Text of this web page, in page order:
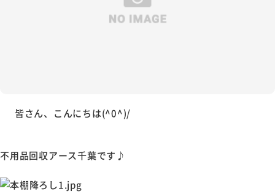
皆さん、こんにちは(^0^)/
不用品回収アース千葉です♪